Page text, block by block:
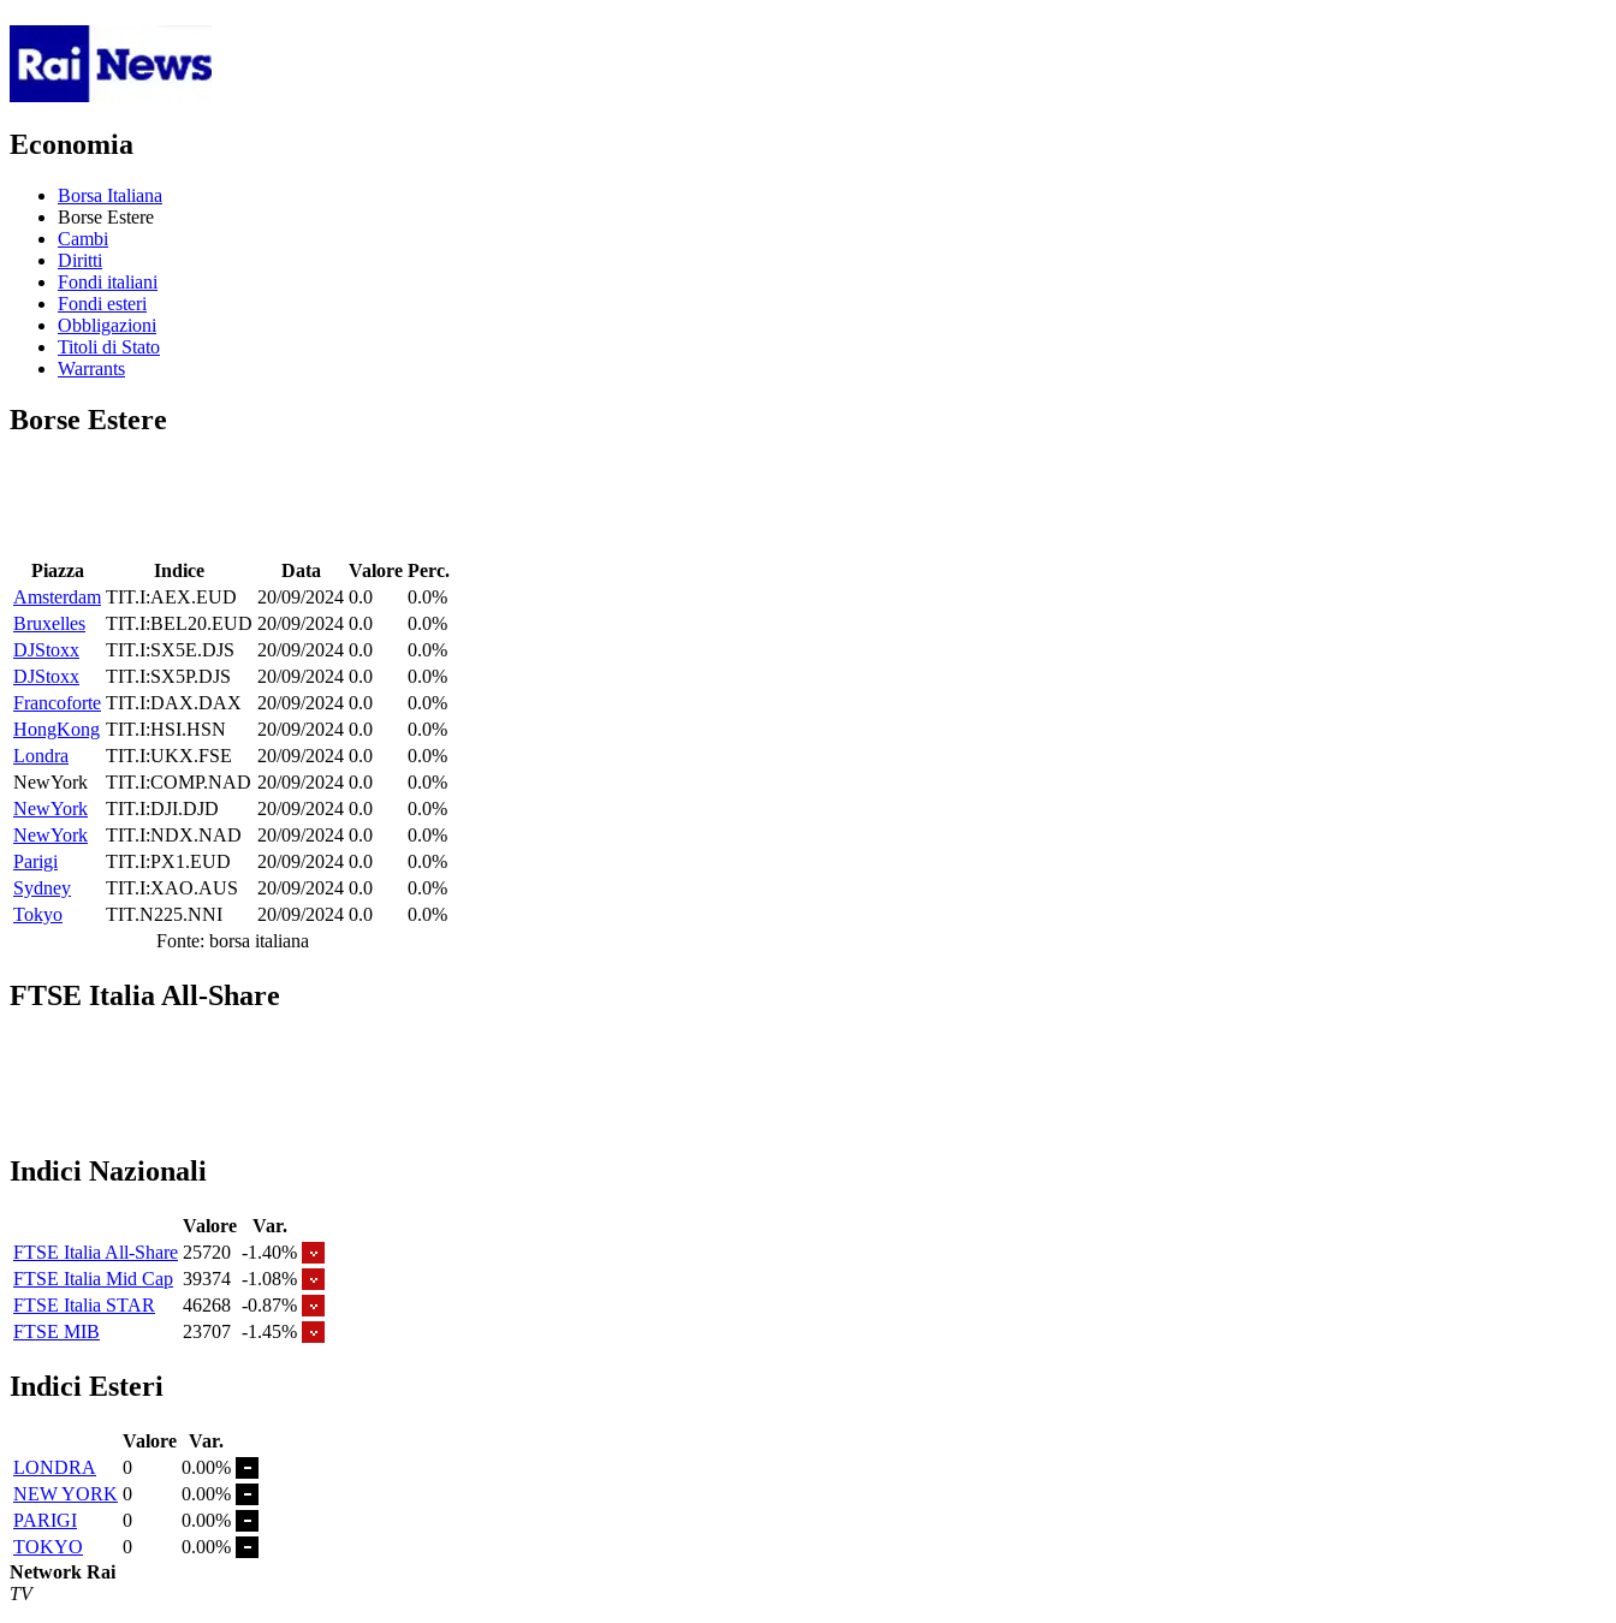
Economia
Borsa Italiana
Borse Estere
Cambi
Diritti
Fondi italiani
Fondi esteri
Obbligazioni
Titoli di Stato
Warrants
Borse Estere
Piazza Indice Data Valore Perc.
Amsterdam TIT.I:AEX.EUD 20/09/2024 0.0
0.0%
Bruxelles
TIT.I:BEL20.EUD 20/09/2024 0.0
0.0%
DJStoxx
TIT.I:SX5E.DJS 20/09/2024 0.0
0.0%
DJStoxx
TIT.I:SX5P.DJS 20/09/2024 0.0
0.0%
Francoforte TIT.I:DAX.DAX 20/09/2024 0.0
0.0%
HongKong TIT.I:HSI.HSN 20/09/2024 0.0
0.0%
Londra
TIT.I:UKX.FSE 20/09/2024 0.0
0.0%
NewYork
TIT.I:COMP.NAD 20/09/2024 0.0
0.0%
NewYork
TIT.I:DJI.DJD 20/09/2024 0.0
0.0%
NewYork
TIT.I:NDX.NAD 20/09/2024 0.0
0.0%
Parigi
TIT.I:PX1.EUD 20/09/2024 0.0
0.0%
Sydney
TIT.I:XAO.AUS 20/09/2024 0.0
0.0%
Tokyo
TIT.N225.NNI 20/09/2024 0.0
0.0%
Fonte: borsa italiana
FTSE Italia All-Share
Indici Nazionali
Valore
Var.
FTSE Italia All-Share 25720 -1.40%
FTSE Italia Mid Cap 39374 -1.08%
FTSE Italia STAR
46268 -0.87%
FTSE MIB
23707 -1.45%
Indici Esteri
Valore Var.
LONDRA
0
0.00%
NEW YORK 0
0.00%
PARIGI
0
0.00%
TOKYO
0
0.00%
Network Rai
TV